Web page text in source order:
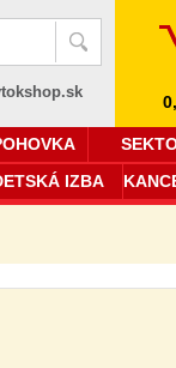
IZBA